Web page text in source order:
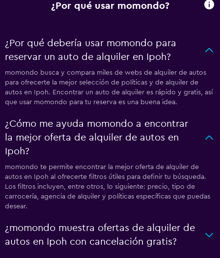
¿Por qué usar momondo?
¿Por qué debería usar momondo para
reservar un auto de alquiler en Ipoh?
momondo busca y compara miles de webs de alquiler de autos
para ofrecerte la mejor selección de políticas y de alquiler de
autos en Ipoh. Encontrar un auto de alquiler es rápido y gratis, así
que usar momondo para tu reserva es una buena idea.
¿Cómo me ayuda momondo a encontrar
la mejor oferta de alquiler de autos en
Ipoh?
momondo te permite encontrar la mejor oferta de alquiler de
autos en Ipoh al ofrecerte filtros útiles para definir tu búsqueda.
Los filtros incluyen, entre otros, lo siguiente: precio, tipo de
carrocería, agencia de alquiler y políticas específicas que puedas
desear.
¿momondo muestra ofertas de alquiler de
autos en Ipoh con cancelación gratis?